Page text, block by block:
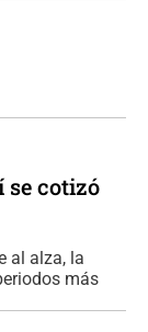
se cotizó
al alza, la
más